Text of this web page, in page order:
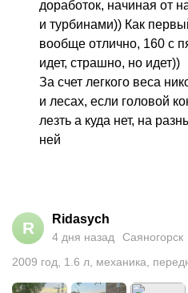
доработок, начиная от
и турбинами)) Как
вообще отлично, 160 с
идет, страшно, но идет))
За счет легкого веса
и лесах, если головой
лезть а куда нет, на
ней
R Ridasych
4 дня назад
Саяногорск
2009 год 1.6 л механика